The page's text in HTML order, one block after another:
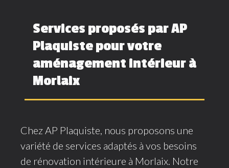
Services proposés par AP
Plaquiste pour votre
aménagement intérieur à
Morlaix
Chez AP Plaquiste, nous proposons une
variété de services adaptés à vos besoins
de rénovation intérieure à Morlaix. Notre